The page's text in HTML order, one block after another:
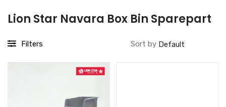
Lion Star Navara Box Bin Sparepart
Filters Sort by